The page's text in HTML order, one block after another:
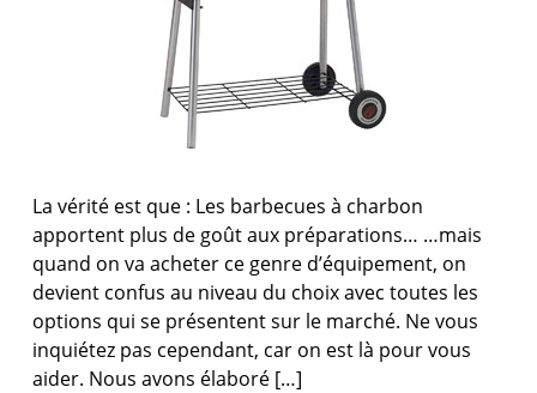
La vérité est que : Les barbecues à charbon
apportent plus de goût aux préparations… …mais
quand on va acheter ce genre d’équipement, on
devient confus au niveau du choix avec toutes les
options qui se présentent sur le marché. Ne vous
inquiétez pas cependant, car on est là pour vous
aider. Nous avons élaboré […]